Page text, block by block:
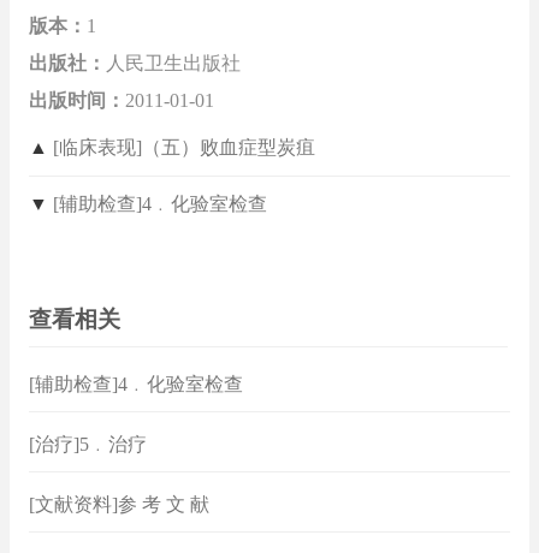
版本： 1
出版社： 人民卫生出版社
出版时间： 2011-01-01
▲ [临床表现]（五）败血症型炭疽
▼ [辅助检查]4﹒化验室检查
查看相关
[辅助检查]4﹒化验室检查
[治疗]5﹒治疗
[文献资料]参 考 文 献